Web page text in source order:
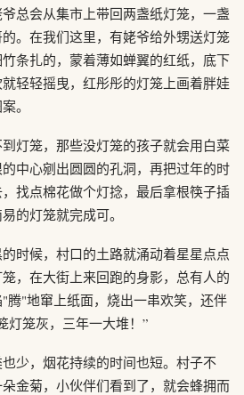
总会从集市上带回两盏纸灯笼，一盏
。在我们这里，有姥爷给外甥送灯笼
条扎的，蒙着薄如蝉翼的红纸，底下
轻轻摇曳，红彤彤的灯笼上画着胖娃
。
灯笼，那些没灯笼的孩子就会用白菜
中心剜出圆圆的孔洞，再把过年的时
找点棉花做个灯捻，最后拿根筷子插
的灯笼就完成可。
时候，村口的土路就涌动着星星点点
，在大街上来回跑的身影，总有人的
腾"地窜上纸面，烧出一串欢笑，还伴
灯笼灰，三年一大堆！”
少，烟花持续的时间也短。村子不
金菊，小伙伴们看到了，就会蜂拥而